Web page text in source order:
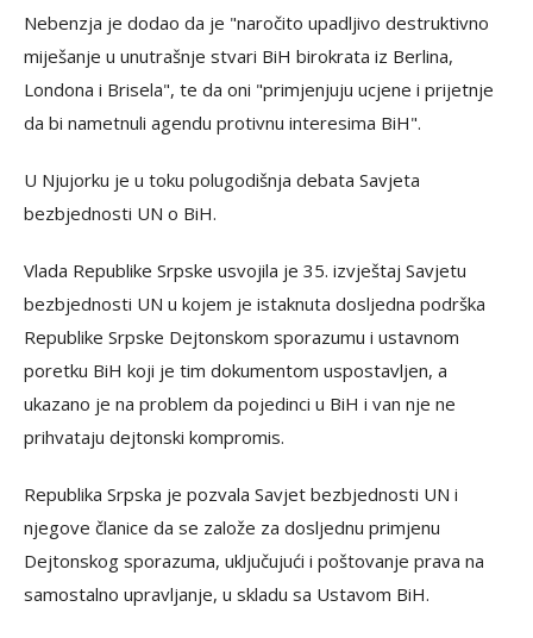
Nebenzja je dodao da je "naročito upadljivo destruktivno
miješanje u unutrašnje stvari BiH birokrata iz Berlina,
Londona i Brisela", te da oni "primjenjuju ucjene i prijetnje
da bi nametnuli agendu protivnu interesima BiH".
U Njujorku je u toku polugodišnja debata Savjeta
bezbjednosti UN o BiH.
Vlada Republike Srpske usvojila je 35. izvještaj Savjetu
bezbjednosti UN u kojem je istaknuta dosljedna podrška
Republike Srpske Dejtonskom sporazumu i ustavnom
poretku BiH koji je tim dokumentom uspostavljen, a
ukazano je na problem da pojedinci u BiH i van nje ne
prihvataju dejtonski kompromis.
Republika Srpska je pozvala Savjet bezbjednosti UN i
njegove članice da se založe za dosljednu primjenu
Dejtonskog sporazuma, uključujući i poštovanje prava na
samostalno upravljanje, u skladu sa Ustavom BiH.